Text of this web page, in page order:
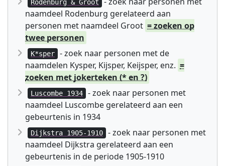
Rodenburg & Groot
naamdeel Rodenburg gerelateerd aan
personen met naamdeel Groot = zoeken op
twee personen
K*sper
- zoek naar personen met de
naamdelen Kysper, Kijsper, Keijsper, enz. =
zoeken met jokerteken (* en ?)
Luscombe 1934
- zoek naar personen met
naamdeel Luscombe gerelateerd aan een
gebeurtenis in 1934
Dijkstra 1905-1910
- zoek naar personen met
naamdeel Dijkstra gerelateerd aan een
gebeurtenis in de periode 1905-1910